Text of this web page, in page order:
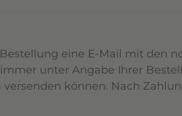
eine E-Mail mit den
unter Angabe Ihrer
können. Nach